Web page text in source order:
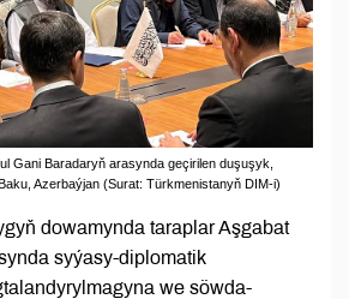
Gani Baradaryň arasynda geçirilen duşuşyk,
Azerbaýjan (Surat: Türkmenistanyň DIM-i)
dowamynda taraplar Aşgabat
syýasy-diplomatik
we söwda-